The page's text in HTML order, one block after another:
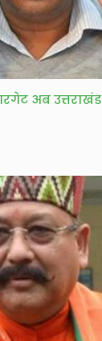
अब उत्तराखंड